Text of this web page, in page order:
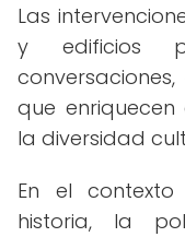
Las
y edificios
que
la diversidad
En el
historia, la